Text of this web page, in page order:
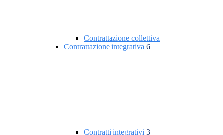
Contrattazione collettiva
Contrattazione integrativa 6
Contratti integrativi 3